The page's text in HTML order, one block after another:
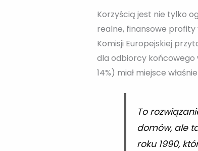
Korzyścią jest nie tylko
realne, finansowe profity
Komisji Europejskiej
dla odbiorcy końcowego
14%) miał miejsce
To
domów, ale
roku 1990,